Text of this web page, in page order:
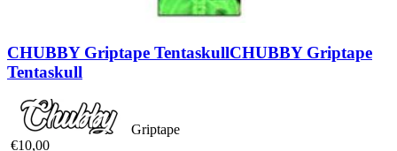
CHUBBY Griptape TentaskullCHUBBY Griptape
Tentaskull
Griptape
€10,00